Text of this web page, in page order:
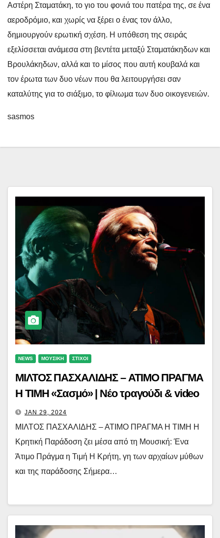
Αστέρη Σταματάκη, το γιο του φονιά του πατέρα της, σε ένα
αεροδρόμιο, και χωρίς να ξέρει ο ένας τον άλλο,
δημιουργούν ερωτική σχέση. Η υπόθεση της σειράς
εξελίσσεται ανάμεσα στη βεντέτα μεταξύ Σταματάκηδων και
Βρουλάκηδων, αλλά και το μίσος που αυτή κουβαλά και
τον έρωτα των δυο νέων που θα λειτουργήσει σαν
καταλύτης για το σιάξιμο, το φίλιωμα των δυο οικογενειών.
sasmos
NEWS ΜΟΥΣΙΚΗ ΣΤΙΧΟΙ
ΜΙΛΤΟΣ ΠΑΣΧΑΛΙΔΗΣ – ΑΤΙΜΟ ΠΡΑΓΜΑ
Η ΤΙΜΗ «Σασμό» | Νέο τραγούδι & video
JAN 29, 2024
ΜΙΛΤΟΣ ΠΑΣΧΑΛΙΔΗΣ – ΑΤΙΜΟ ΠΡΑΓΜΑ Η ΤΙΜΗ Η
Κρητική Παράδοση ζει μέσα από τη Μουσική: Ένα
Άτιμο Πράγμα η Τιμή Η Κρήτη, γη των αρχαίων μύθων
και της παράδοσης Σήμερα…